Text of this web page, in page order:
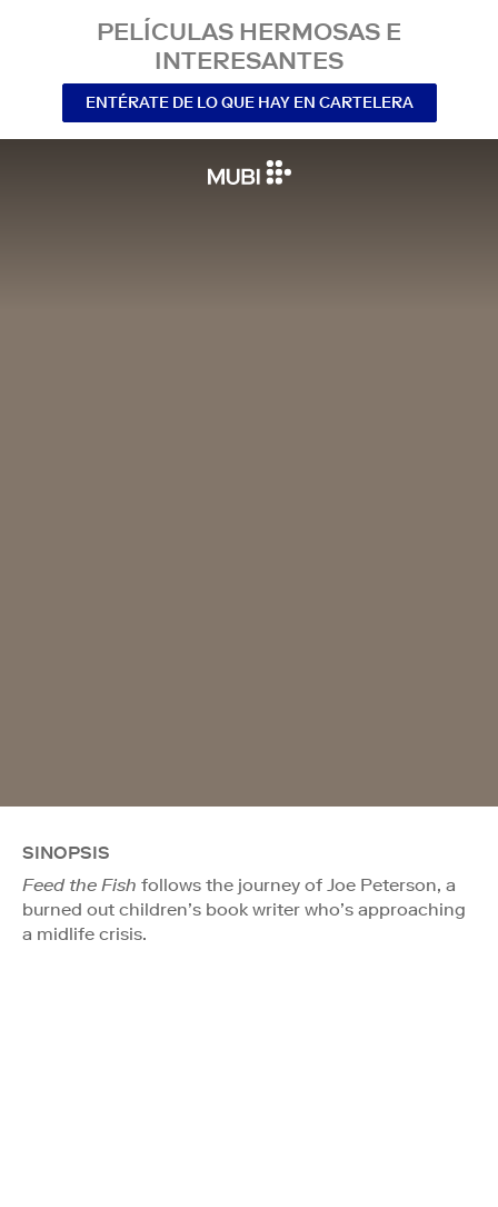
PELÍCULAS HERMOSAS E
INTERESANTES
ENTÉRATE DE LO QUE HAY EN CARTELERA
SINOPSIS
Feed the Fish follows the journey of Joe Peterson, a
burned out children’s book writer who’s approaching
a midlife crisis.